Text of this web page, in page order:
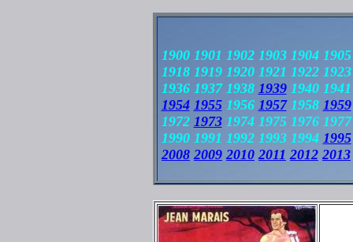
1900 1901 1902 1903 1904
1918 1919 1920 1921 1922
1936 1937 1938 19391940
1954 19551956 19571958 1959
1972 19731974 1975 1976
1990 1991 1992 1993 1994 1995
2008 2009 2010 2011 2012 2013